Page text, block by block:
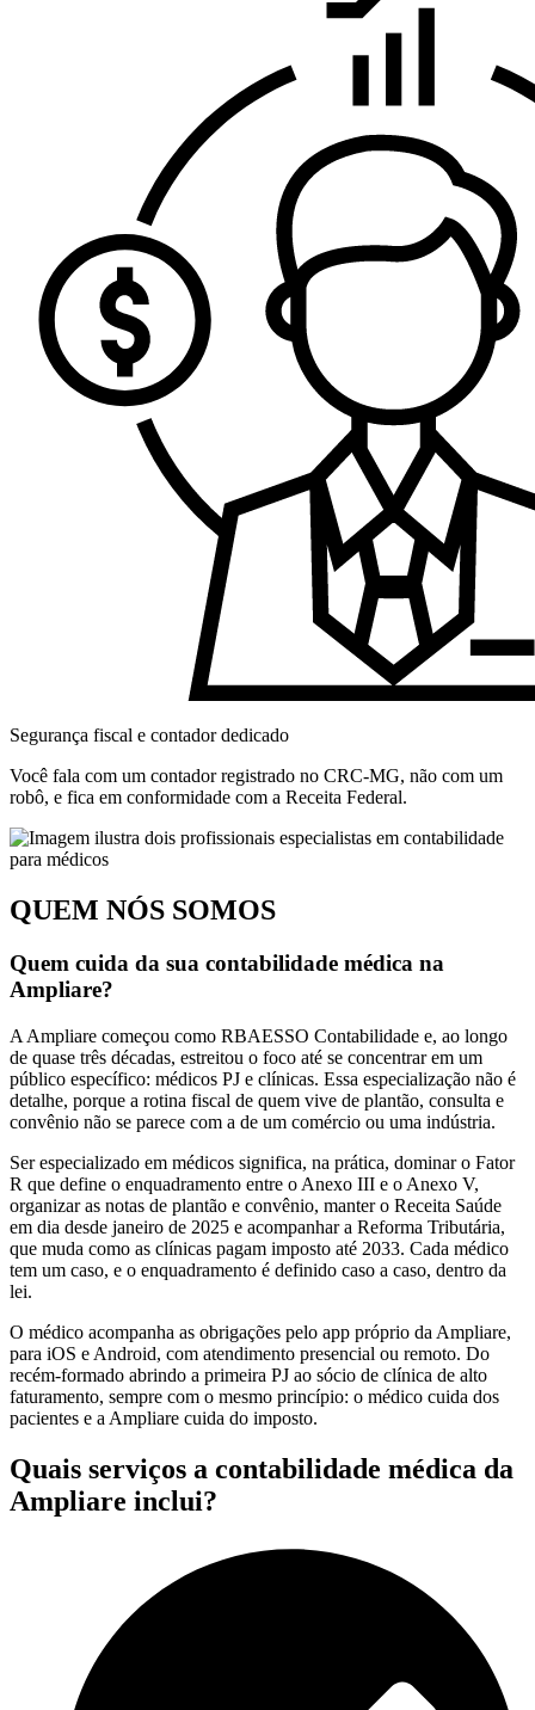
Segurança fiscal e contador dedicado
Você fala com um contador registrado no CRC-MG, não com um
robô, e fica em conformidade com a Receita Federal.
QUEM NÓS SOMOS
Quem cuida da sua contabilidade médica na
Ampliare?
A Ampliare começou como RBAESSO Contabilidade e, ao longo
de quase três décadas, estreitou o foco até se concentrar em um
público específico: médicos PJ e clínicas. Essa especialização não é
detalhe, porque a rotina fiscal de quem vive de plantão, consulta e
convênio não se parece com a de um comércio ou uma indústria.
Ser especializado em médicos significa, na prática, dominar o Fator
R que define o enquadramento entre o Anexo III e o Anexo V,
organizar as notas de plantão e convênio, manter o Receita Saúde
em dia desde janeiro de 2025 e acompanhar a Reforma Tributária,
que muda como as clínicas pagam imposto até 2033. Cada médico
tem um caso, e o enquadramento é definido caso a caso, dentro da
lei.
O médico acompanha as obrigações pelo app próprio da Ampliare,
para iOS e Android, com atendimento presencial ou remoto. Do
recém-formado abrindo a primeira PJ ao sócio de clínica de alto
faturamento, sempre com o mesmo princípio: o médico cuida dos
pacientes e a Ampliare cuida do imposto.
Quais serviços a contabilidade médica da
Ampliare inclui?